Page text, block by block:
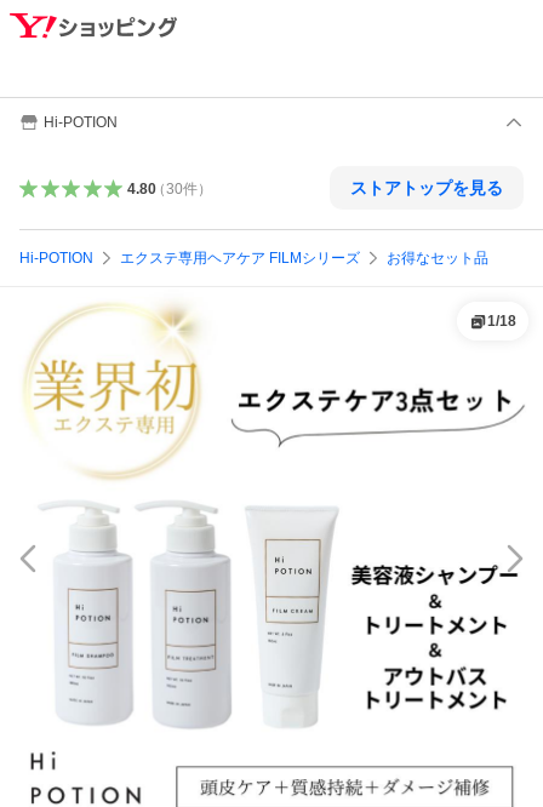
Hi-POTION
4.80（30件） ストアトップを見る
Hi-POTION エクステ専用ヘアケア FILMシリーズ お得なセット品
1/18